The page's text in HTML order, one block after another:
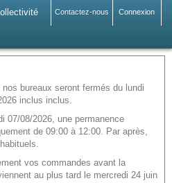
Connexion
Contactez-nous
bureaux seront fermés du lundi
inclus inclus.
07/08/2026, une permanence
de 09:00 à 12:00. Par après,
vos commandes avant la
au plus tard le mercredi 24 juin